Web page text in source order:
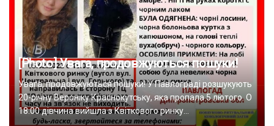
[Photo] Увага, продовжуються пошуки!
Увага, продовжуються пошуки! У Павлограді розшукують
20-річну Вероніку Краснокутську, яка пропала 5 лютого. О
18:00 дівчина вийшла з Квіткового ринку...